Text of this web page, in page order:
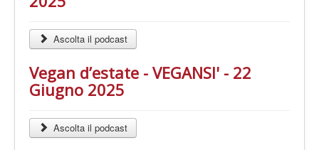
Ascolta il podcast
Vegan d’estate - VEGANSI' - 22
Giugno 2025
Ascolta il podcast